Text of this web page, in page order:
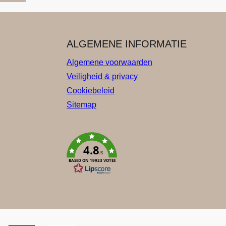
ALGEMENE INFORMATIE
Algemene voorwaarden
Veiligheid & privacy
Cookiebeleid
Sitemap
4.8/5
BASED ON 19923 VOTES